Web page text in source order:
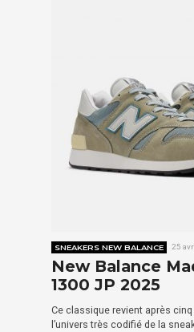
SNEAKERS NEW BALANCE 25
New Balance
1300 JP 2025
Ce classique revient après
l’univers très codifié de la